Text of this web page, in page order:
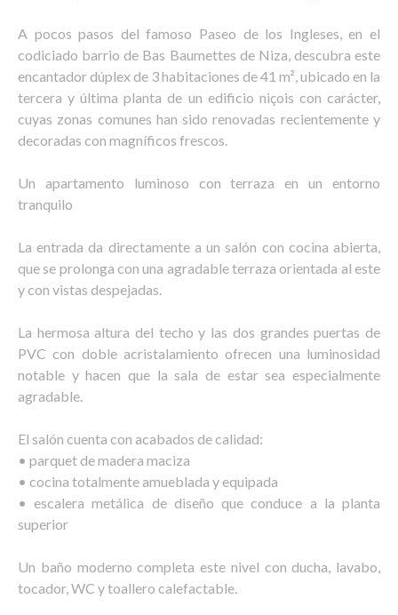
A pocos pasos del famoso Paseo de los Ingleses, en el
codiciado barrio de Bas Baumettes de Niza, descubra este
encantador dúplex de 3 habitaciones de 41 m², ubicado en la
tercera y última planta de un edificio niçois con carácter,
cuyas zonas comunes han sido renovadas recientemente y
decoradas con magníficos frescos.
Un apartamento luminoso con terraza en un entorno
tranquilo
La entrada da directamente a un salón con cocina abierta,
que se prolonga con una agradable terraza orientada al este
y con vistas despejadas.
La hermosa altura del techo y las dos grandes puertas de
PVC con doble acristalamiento ofrecen una luminosidad
notable y hacen que la sala de estar sea especialmente
agradable.
El salón cuenta con acabados de calidad:
• parquet de madera maciza
• cocina totalmente amueblada y equipada
• escalera metálica de diseño que conduce a la planta
superior
Un baño moderno completa este nivel con ducha, lavabo,
tocador, WC y toallero calefactable.